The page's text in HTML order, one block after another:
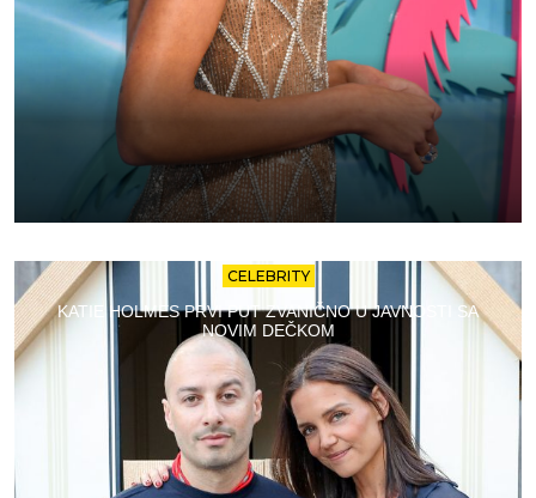
CELEBRITY
KATIE HOLMES PRVI PUT ZVANIČNO U JAVNOSTI SA
NOVIM DEČKOM